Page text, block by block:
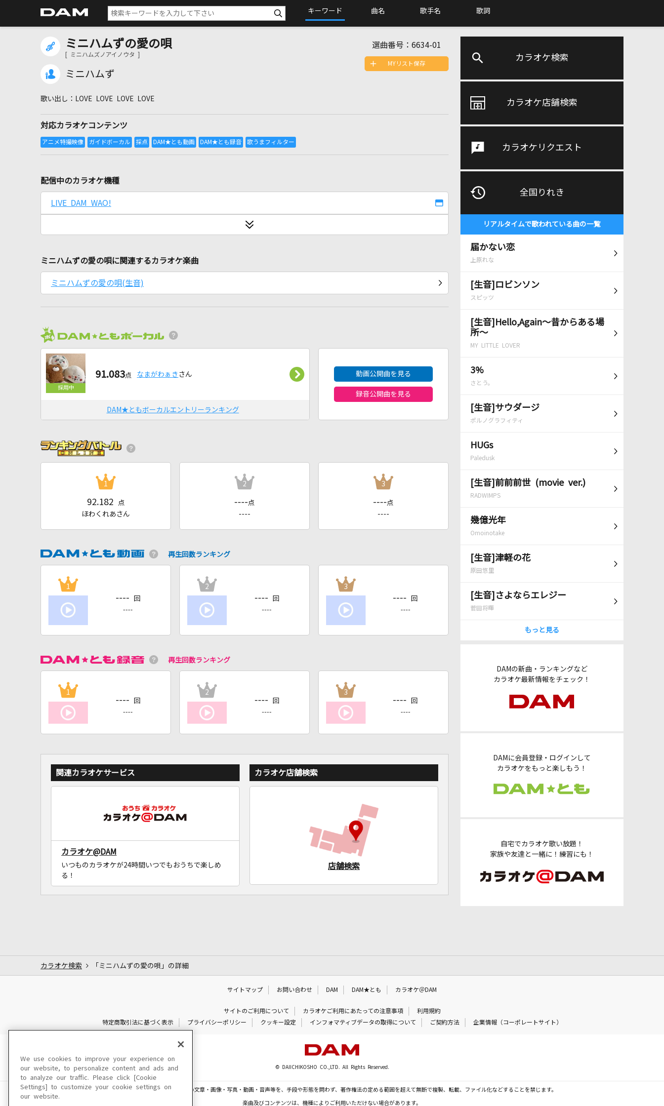
キーワード 曲名 歌手名 歌詞
カラオケ検索
カラオケ店舗検索
カラオケリクエスト
全国りれき
リアルタイムで歌われている曲の一覧
届かない恋
上原れな
[生音]ロビンソン
スピッツ
[生音]Hello,Again～昔からある場
所～
MY LITTLE LOVER
3%
さとう。
[生音]サウダージ
ポルノグラフィティ
HUGs
Paledusk
[生音]前前前世 (movie ver.)
RADWIMPS
幾億光年
Omoinotake
[生音]津軽の花
原田悠里
[生音]さよならエレジー
菅田将暉
もっと見る
DAMの新曲・ランキングなど
カラオケ最新情報をチェック！
DAMに会員登録・ログインして
カラオケをもっと楽しもう！
自宅でカラオケ歌い放題！
家族や友達と一緒に！練習にも！
ミニハムずの愛の唄
[ ミニハムズノアイノウタ ]
ミニハムず
選曲番号： 6634-01
LOVE LOVE LOVE LOVE
対応カラオケコンテンツ
MYリスト保存
配信中のカラオケ機種
LIVE DAM WAO!
ミニハムずの愛の唄に関連するカラオケ楽曲
ミニハムずの愛の唄(生音)
91.083点 なまがわぁき さん
DAM★ともボーカルエントリーランキング
動画公開曲を見る
録音公開曲を見る
1
92.182
点
ほわくれあさん
2
---- 点
----
3
---- 点
----
再生回数ランキング
1
---- 回
----
2
---- 回
----
3
---- 回
----
再生回数ランキング
1
---- 回
----
2
---- 回
----
3
---- 回
----
関連カラオケサービス
カラオケ@DAM
いつものカラオケが24時間いつでもおうちで楽しめ
る！
カラオケ店舗検索
店舗検索
カラオケ検索 「ミニハムずの愛の唄」の詳細
サイトマップ お問い合わせ DAM DAM★とも カラオケ＠DAM
サイトのご利用について カラオケご利用にあたっての注意事項
利用規約
特定商取引法に基づく表示
プライバシーポリシー クッキー設定 インフォマティブデータの取得について ご契約方法 企業情報（コーポレートサイト）
© DAIICHIKOSHO CO.,LTD. All Rights Reserved.
このサイトに掲載されている一切の文章・画像・写真・動画・音声等を、手段や形態を問わず、著作権法の定める範囲を超えて無断で複製、転載、ファイル化などすることを禁じます。
楽曲及びコンテンツは、機種によりご利用いただけない場合があります。
We use cookies to improve your experience on
our website, to personalize content and ads and
to analyze our traffic. Please click [Cookie
Settings] to customize your cookie settings on
our website.